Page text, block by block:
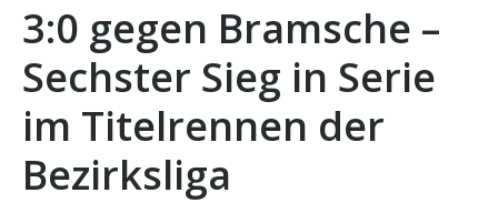
3:0 gegen Bramsche –
Sechster Sieg in Serie
im Titelrennen der
Bezirksliga